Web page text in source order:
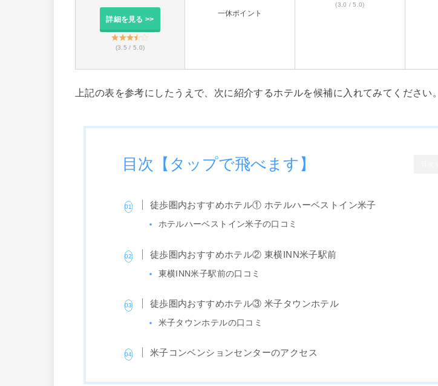
詳細を見る >>
(3.5 / 5.0)
一休ポイント
(3.0 / 5.0)
上記の表を参考にしたうえで、次に紹介するホテルを候補に入れてみてください。
目次【タップで飛べます】
徒歩圏内おすすめホテル① ホテルハーベストイン米子
ホテルハーベストイン米子の口コミ
徒歩圏内おすすめホテル② 東横INN米子駅前
東横INN米子駅前の口コミ
徒歩圏内おすすめホテル③ 米子タウンホテル
米子タウンホテルの口コミ
米子コンベンションセンターのアクセス